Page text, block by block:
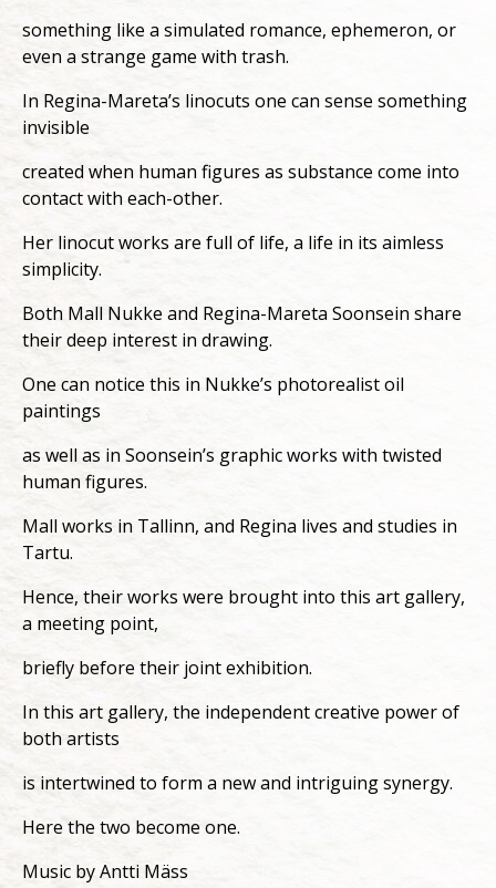
something like a simulated romance, ephemeron, or
even a strange game with trash.
In Regina-Mareta’s linocuts one can sense something
invisible
created when human figures as substance come into
contact with each-other.
Her linocut works are full of life, a life in its aimless
simplicity.
Both Mall Nukke and Regina-Mareta Soonsein share
their deep interest in drawing.
One can notice this in Nukke’s photorealist oil
paintings
as well as in Soonsein’s graphic works with twisted
human figures.
Mall works in Tallinn, and Regina lives and studies in
Tartu.
Hence, their works were brought into this art gallery,
a meeting point,
briefly before their joint exhibition.
In this art gallery, the independent creative power of
both artists
is intertwined to form a new and intriguing synergy.
Here the two become one.
Music by Antti Mäss